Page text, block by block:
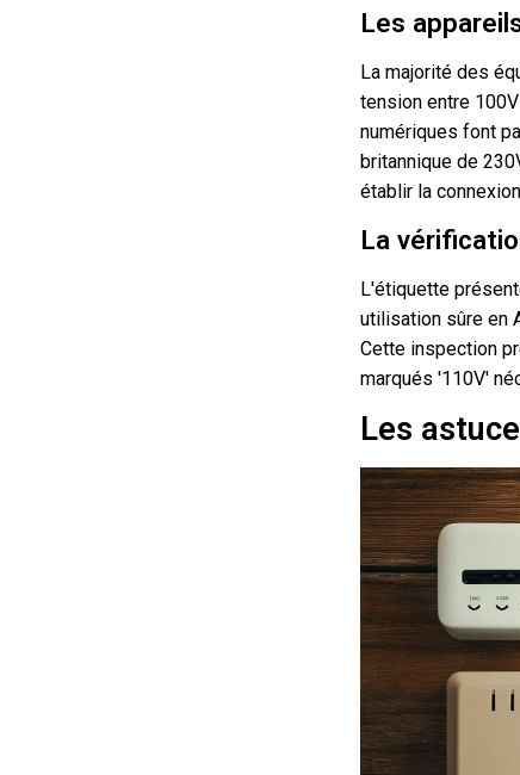
Les
La majorité des
tension entre
numériques font
britannique de
établir la
La
L'étiquette
utilisation sûre en
Cette inspection
marqués '110V'
Les